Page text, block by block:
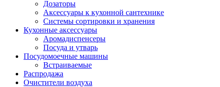
Дозаторы
Аксессуары к кухонной сантехнике
Системы сортировки и хранения
Кухонные аксессуары
Аромадиспенсеры
Посуда и утварь
Посудомоечные машины
Встраиваемые
Распродажа
Очистители воздуха